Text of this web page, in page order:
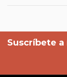
Suscríbete